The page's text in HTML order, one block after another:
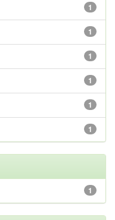
1
1
1
1
1
1
1